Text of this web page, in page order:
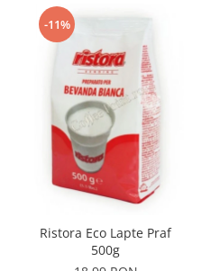
-11%
Ristora Eco Lapte Praf
500g